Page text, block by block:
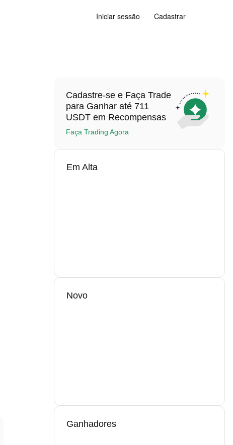
Iniciar sessão Cadastrar
Cadastre-se e Faça Trade
para Ganhar até 711
USDT em Recompensas
Faça Trading Agora
Em Alta
Novo
Ganhadores